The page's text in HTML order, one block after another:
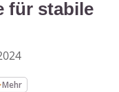
für stabile
Mehr